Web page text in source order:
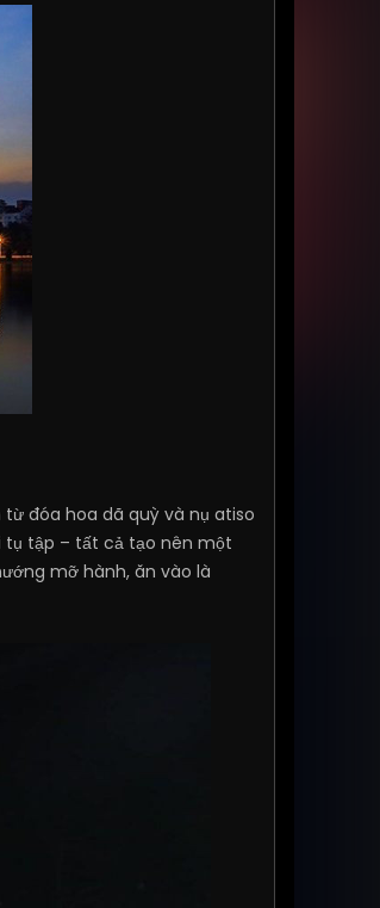
đóa hoa dã quỳ và nụ atiso
tụ tập – tất cả tạo nên một
mỡ hành, ăn vào là